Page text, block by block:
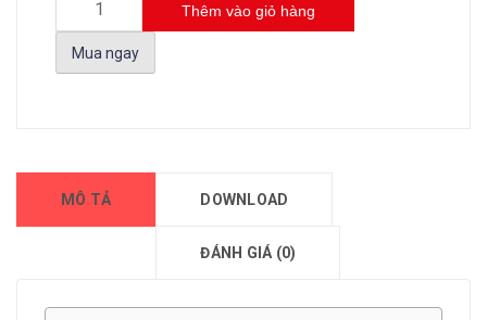
Thêm vào giỏ hàng
Mua ngay
MÔ TẢ DOWNLOAD
ĐÁNH GIÁ (0)